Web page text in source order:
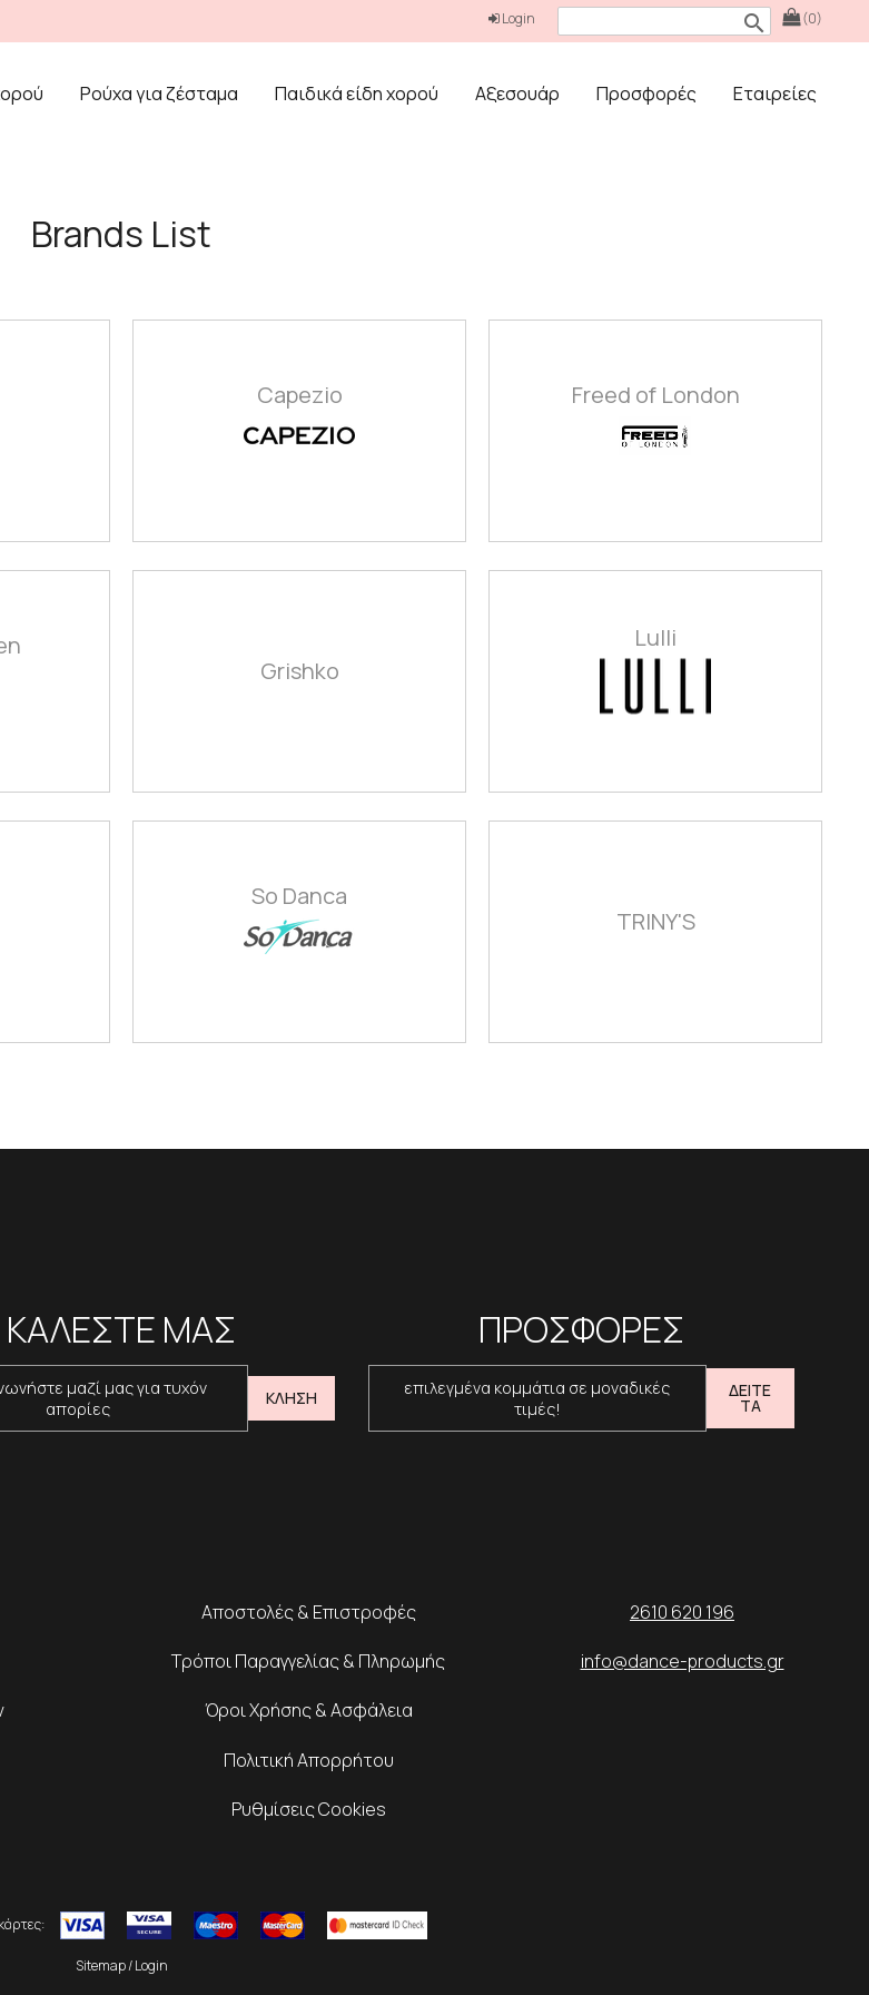
(0)
search
Login
Ρούχα για ζέσταμα Παιδικά είδη χορού Αξεσουάρ Προσφορές Εταιρείες
Brands List
Capezio Freed of London
Grishko
Lulli
So Danca
TRINY'S
ΚΑΛΕΣΤΕ ΜΑΣ
μαζί μας για τυχόν
απορίες
ΚΛΗΣΗ
ΠΡΟΣΦΟΡΕΣ
επιλεγμένα κομμάτια σε μοναδικές
τιμές!
ΔΕΙΤΕ
ΤΑ
Αποστολές & Επιστροφές
Τρόποι Παραγγελίας & Πληρωμής
Όροι Χρήσης & Ασφάλεια
Πολιτική Απορρήτου
Ρυθμίσεις Cookies
2610 620 196
info@dance-products.gr
Sitemap/Login